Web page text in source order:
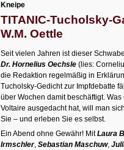
Kneipe
TITANIC-Tucholsky-
W.M. Oettle
Seit vielen Jahren ist dieser
Dr. Hornelius Oechsle (lies:
die Redaktion regelmäßig in
Tucholsky-Gedicht zur Impfdebatte
über Wochen damit beschäftigt.
Voltaire ausgedacht hat, will man
Sie – und erleben Sie es selbst.
Ein Abend ohne Gewähr! MitLaura
Irmschler,Sebastian Maschuw,